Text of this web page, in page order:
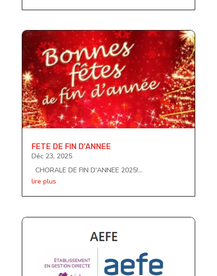
FETE DE FIN D’ANNEE
Déc 23, 2025
CHORALE DE FIN D'ANNEE 2025!...
lire plus